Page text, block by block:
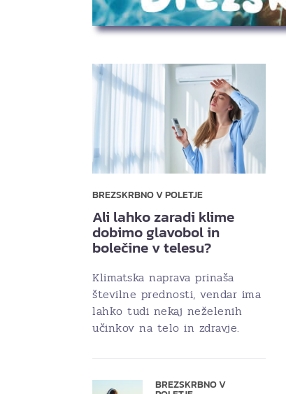
BREZSKRBNO V POLETJE
Ali lahko zaradi klime
dobimo glavobol in
bolečine v telesu?
Klimatska naprava prinaša
številne prednosti, vendar ima
lahko tudi nekaj neželenih
učinkov na telo in zdravje.
BREZSKRBNO V